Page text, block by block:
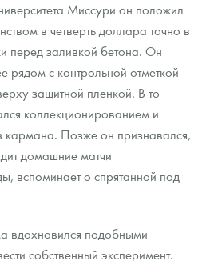
Миссури он положил
в четверть доллара точно в
перед заливкой бетона. Он
рядом с контрольной отметкой
защитной пленкой. В то
коллекционированием и
кармана. Позже он признавался,
домашние матчи
вспоминает о спрятанной под
вдохновился подобными
собственный эксперимент.